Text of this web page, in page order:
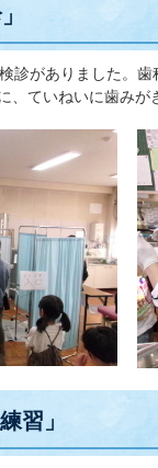
診がありました。
、ていねいに歯みが
習」